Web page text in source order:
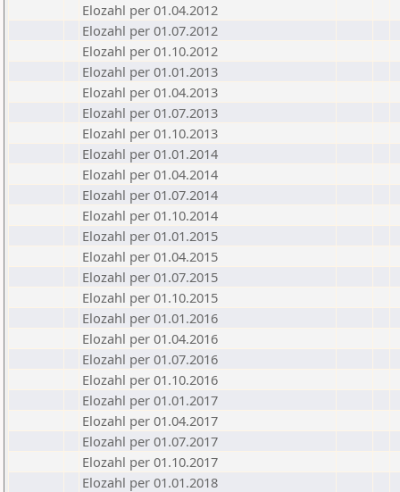
Elozahl per 01.04.2012
Elozahl per 01.07.2012
Elozahl per 01.10.2012
Elozahl per 01.01.2013
Elozahl per 01.04.2013
Elozahl per 01.07.2013
Elozahl per 01.10.2013
Elozahl per 01.01.2014
Elozahl per 01.04.2014
Elozahl per 01.07.2014
Elozahl per 01.10.2014
Elozahl per 01.01.2015
Elozahl per 01.04.2015
Elozahl per 01.07.2015
Elozahl per 01.10.2015
Elozahl per 01.01.2016
Elozahl per 01.04.2016
Elozahl per 01.07.2016
Elozahl per 01.10.2016
Elozahl per 01.01.2017
Elozahl per 01.04.2017
Elozahl per 01.07.2017
Elozahl per 01.10.2017
Elozahl per 01.01.2018